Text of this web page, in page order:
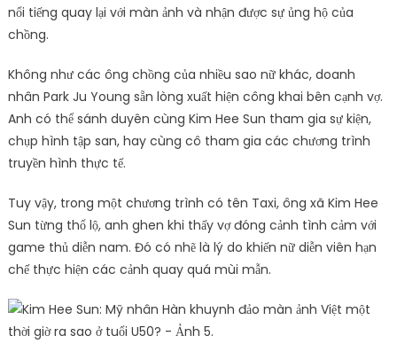
nổi tiếng quay lại với màn ảnh và nhận được sự ủng hộ của
chồng.
Không như các ông chồng của nhiều sao nữ khác, doanh
nhân Park Ju Young sẵn lòng xuất hiện công khai bên cạnh vợ.
Anh có thể sánh duyên cùng Kim Hee Sun tham gia sự kiện,
chụp hình tập san, hay cùng cô tham gia các chương trình
truyền hình thực tế.
Tuy vậy, trong một chương trình có tên Taxi, ông xã Kim Hee
Sun từng thổ lộ, anh ghen khi thấy vợ đóng cảnh tình cảm với
game thủ diễn nam. Đó có nhẽ là lý do khiến nữ diễn viên hạn
chế thực hiện các cảnh quay quá mùi mẫn.